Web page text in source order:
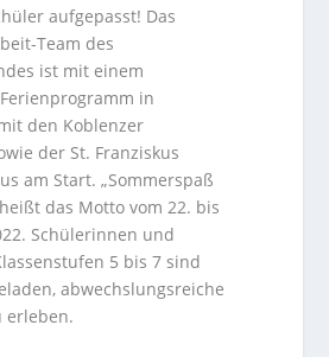
aufgepasst! Das
Team des
ist mit einem
in
den Koblenzer
der St. Franziskus
am Start. „Sommerspaß
das Motto vom 22. bis
Schülerinnen und
5 bis 7 sind
abwechslungsreiche
erleben.